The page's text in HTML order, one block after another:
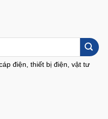
điện, thiết bị điện, vật tư